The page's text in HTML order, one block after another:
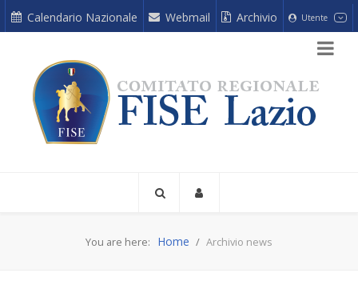
Calendario Nazionale Webmail Archivio Utente
You are here: Home Archivio news